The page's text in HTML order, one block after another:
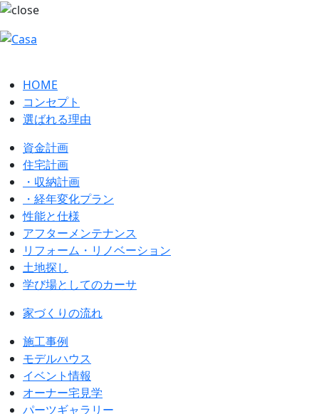
HOME
コンセプト
選ばれる理由
資金計画
住宅計画
・収納計画
・経年変化プラン
性能と仕様
アフターメンテナンス
リフォーム・リノベーション
土地探し
学び場としてのカーサ
家づくりの流れ
施工事例
モデルハウス
イベント情報
オーナー宅見学
パーツギャラリー